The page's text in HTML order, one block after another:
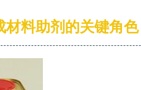
材料助剂的关键角色